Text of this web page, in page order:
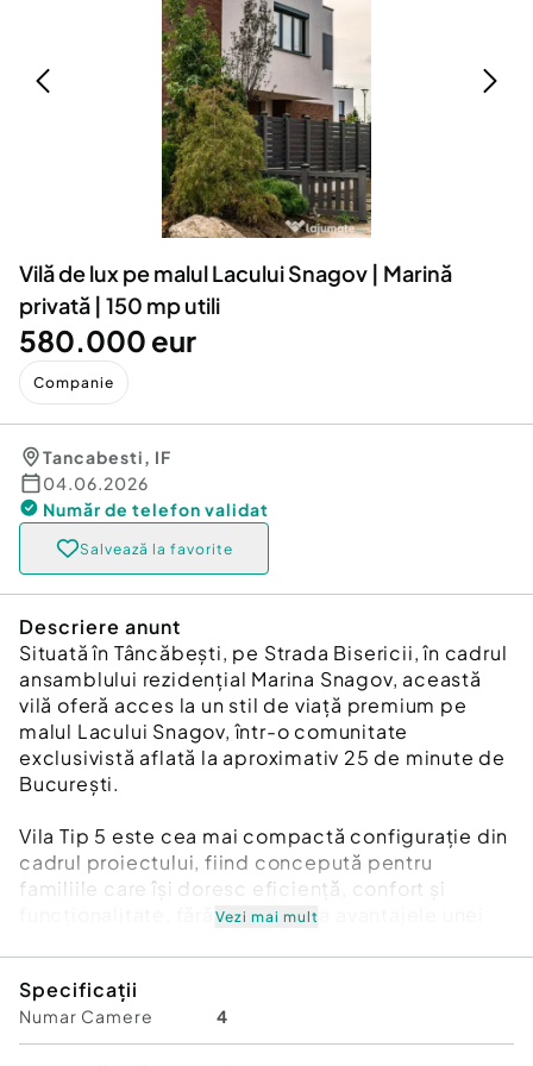
Animale de companie
Afaceri și echipamente profesionale
Inchiriere Bunuri si Vehicule
Utilaje agricole si industriale
Piese auto si accesorii
Dacia Duster
Vilă de lux pe malul Lacului Snagov | Marină
privată | 150 mp utili
580.000 eur
Companie
Tancabesti, IF
04.06.2026
Număr de telefon validat
Salvează la favorite
Descriere anunt
Situată în Tâncăbești, pe Strada Bisericii, în cadrul
ansamblului rezidențial Marina Snagov, această
vilă oferă acces la un stil de viață premium pe
malul Lacului Snagov, într-o comunitate
exclusivistă aflată la aproximativ 25 de minute de
București.
Vila Tip 5 este cea mai compactă configurație din
cadrul proiectului, fiind concepută pentru
familiile care își doresc eficiență, confort și
funcționalitate, fără a renunța la avantajele unei
Compartimentarea inteligentă valorifică fiecare
metru pătrat, oferind spații bine organizate și
luminoase. Suprafețele vitrate generoase permit
Vezi mai mult
Specificații
Numar Camere 4